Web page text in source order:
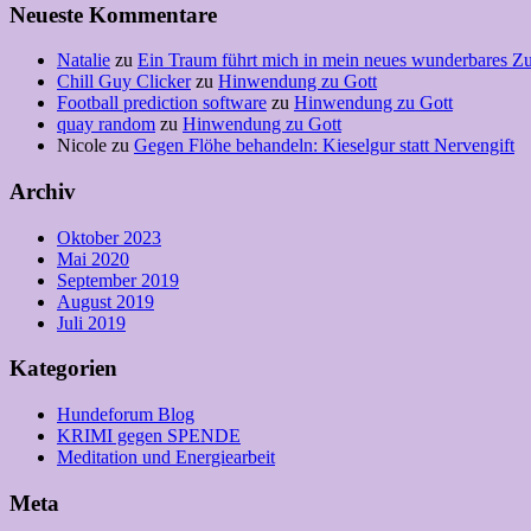
Neueste Kommentare
Natalie zu Ein Traum führt mich in mein neues wunderbares
Chill Guy Clickerzu Hinwendung zu Gott
Football prediction software zu Hinwendung zu Gott
quay random zu Hinwendung zu Gott
Nicole zu Gegen Flöhe behandeln: Kieselgur statt Nervengift
Archiv
Oktober 2023
Mai 2020
September 2019
August 2019
Juli 2019
Kategorien
Hundeforum Blog
KRIMI gegen SPENDE
Meditation und Energiearbeit
Meta